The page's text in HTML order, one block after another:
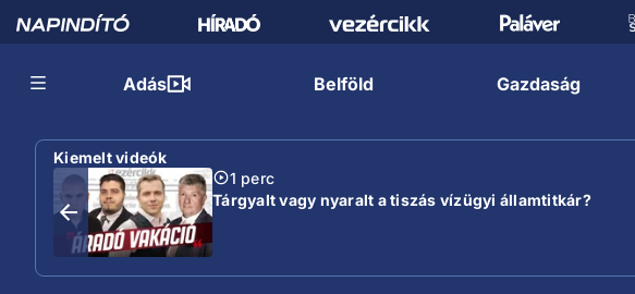
Adás Belföld Gazdaság
Kiemelt videók
1 perc
Tárgyalt vagy nyaralt a tiszás vízügyi államtitkár?